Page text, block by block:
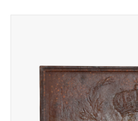
Objecten
Decoratieve Outdoor